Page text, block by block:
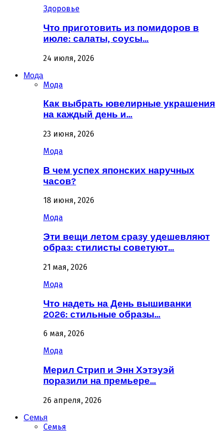
Здоровье
Что приготовить из помидоров в
июле: салаты, соусы…
24 июля, 2026
Мода
Мода
Как выбрать ювелирные украшения
на каждый день и…
23 июня, 2026
Мода
В чем успех японских наручных
часов?
18 июня, 2026
Мода
Эти вещи летом сразу удешевляют
образ: стилисты советуют…
21 мая, 2026
Мода
Что надеть на День вышиванки
2026: стильные образы…
6 мая, 2026
Мода
Мерил Стрип и Энн Хэтэуэй
поразили на премьере…
26 апреля, 2026
Семья
Семья